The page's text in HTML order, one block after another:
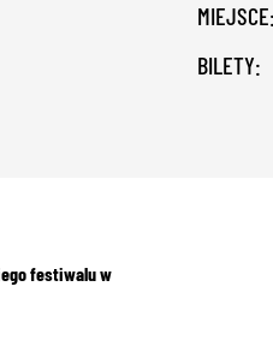
MIEJSCE:
BILETY:
festiwalu w